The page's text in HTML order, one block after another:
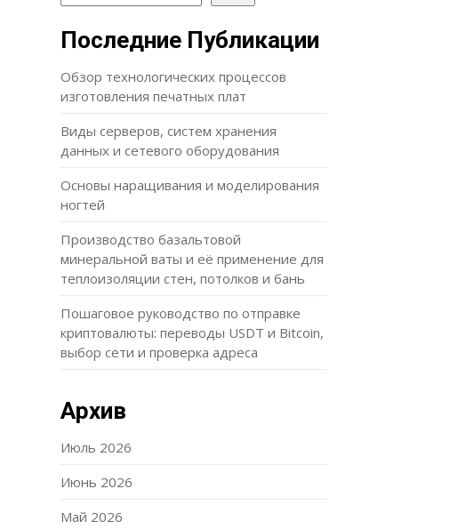
Последние Публикации
Обзор технологических процессов
изготовления печатных плат
Виды серверов, систем хранения
данных и сетевого оборудования
Основы наращивания и моделирования
ногтей
Производство базальтовой
минеральной ваты и её применение для
теплоизоляции стен, потолков и бань
Пошаговое руководство по отправке
криптовалюты: переводы USDT и Bitcoin,
выбор сети и проверка адреса
Архив
Июль 2026
Июнь 2026
Май 2026